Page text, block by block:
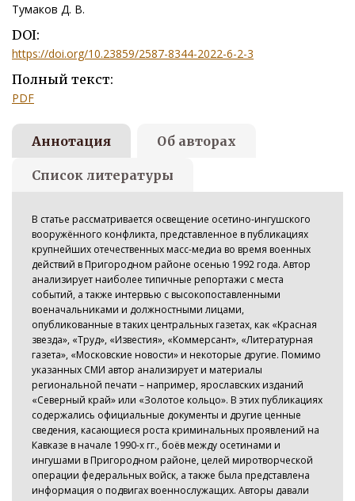
Тумаков Д. В.
DOI:
https://doi.org/10.23859/2587-8344-2022-6-2-3
Полный текст:
PDF
Аннотация
В статье рассматривается освещение осетино-ингушского
вооружённого конфликта, представленное в публикациях
крупнейших отечественных масс-медиа во время военных
действий в Пригородном районе осенью 1992 года. Автор
анализирует наиболее типичные репортажи с места
событий, а также интервью с высокопоставленными
военачальниками и должностными лицами,
опубликованные в таких центральных газетах, как «Красная
звезда», «Труд», «Известия», «Коммерсант», «Литературная
газета», «Московские новости» и некоторые другие. Помимо
указанных СМИ автор анализирует и материалы
региональной печати – например, ярославских изданий
«Северный край» или «Золотое кольцо». В этих публикациях
содержались официальные документы и другие ценные
сведения, касающиеся роста криминальных проявлений на
Кавказе в начале 1990-х гг., боёв между осетинами и
ингушами в Пригородном районе, целей миротворческой
операции федеральных войск, а также была представлена
информация о подвигах военнослужащих. Авторы давали
Об авторах
Список литературы